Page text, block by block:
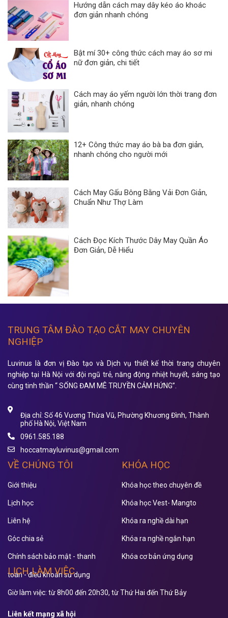
Hướng dẫn cách may dây kéo áo khoác
đơn giản nhanh chóng
Bật mí 30+ công thức cách may áo sơ mi
nữ đơn giản, chi tiết
Cách may áo yếm người lớn thời trang đơn
giản, nhanh chóng
12+ Công thức may áo bà ba đơn giản,
nhanh chóng cho người mới
Cách May Gấu Bông Bằng Vải Đơn Giản,
Chuẩn Như Thợ Làm
Cách Đọc Kích Thước Dây May Quần Áo
Đơn Giản, Dễ Hiểu
TRUNG TÂM ĐÀO TẠO CẮT MAY CHUYÊN
NGHIỆP
Luvinus là đơn vị Đào tạo và Dịch vụ thiết kế thời trang chuyên
nghiệp tại Hà Nội với đội ngũ trẻ, năng động nhiệt huyết, sáng tạo
cùng tinh thần “ SỐNG ĐAM MÊ TRUYỀN CẢM HỨNG”.
Địa chỉ: Số 46 Vương Thừa Vũ, Phường Khương Đình, Thành
phố Hà Nội, Việt Nam
0961.585.188
hoccatmayluvinus@gmail.com
VỀ CHÚNG TÔI
Giới thiệu
Lịch học
Liên hệ
Góc chia sẻ
Chính sách bảo mật - thanh
toán - điều khoản sử dụng
KHÓA HỌC
Khóa học theo chuyên đề
Khóa học Vest- Mangto
Khóa ra nghề dài hạn
Khóa ra nghề ngắn hạn
Khóa cơ bản ứng dụng
LỊCH LÀM VIỆC
Giờ làm việc: từ 8h00 đến 20h30, từ Thứ Hai đến Thứ Bảy
Liên kết mạng xã hội